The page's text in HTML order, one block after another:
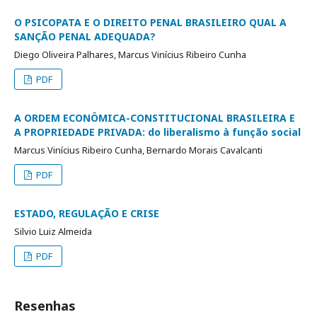
O PSICOPATA E O DIREITO PENAL BRASILEIRO QUAL A
SANÇÃO PENAL ADEQUADA?
Diego Oliveira Palhares, Marcus Vinícius Ribeiro Cunha
PDF
A ORDEM ECONÔMICA-CONSTITUCIONAL BRASILEIRA E
A PROPRIEDADE PRIVADA: do liberalismo à função social
Marcus Vinícius Ribeiro Cunha, Bernardo Morais Cavalcanti
PDF
ESTADO, REGULAÇÃO E CRISE
Silvio Luiz Almeida
PDF
Resenhas